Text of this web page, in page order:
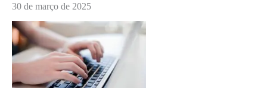
30 de março de 2025